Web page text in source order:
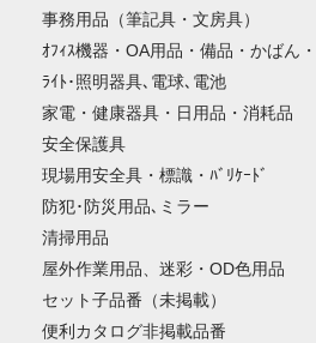
事務用品（筆記具・文房具）
ｵﾌｨｽ機器・OA用品・備品・かばん
ﾗｲﾄ･照明器具､電球､電池
家電・健康器具・日用品・消耗品
安全保護具
現場用安全具・標識・ﾊﾞﾘｹｰﾄﾞ
防犯･防災用品､ミラー
清掃用品
屋外作業用品、迷彩・OD色用品
セット子品番（未掲載）
便利カタログ非掲載品番